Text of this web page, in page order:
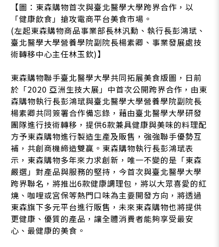
【圖：東森購物首次與臺北醫學大學跨界合作，以
「健康飲食」搶攻電商平台美食市場。
(左起東森購物商品事業部長林汎勳、執行長彭鴻珷、
臺北醫學大學營養學院副院長楊素卿、事業發展處技
術轉移中心主任林玉欽)】
東森購物聯手臺北醫學大學共同拓展美食版圖，日前
於「2020 亞洲生技大展」中首次公開跨界合作，由東
森購物執行長彭鴻珷與臺北醫學大學營養學院副院長
楊素卿共同簽署合作備忘錄，藉由臺北醫學大學研發
團隊進行技術轉移，提供6款兼具健康與美味的料理配
方予東森購物進行製造生產及販售，強強聯手優勢互
補，共創商機締造雙贏。東森購物執行長彭鴻珷表
示，東森購物多年來力求創新，唯一不變的是「東森
嚴選」對產品與服務的堅持，今首次與臺北醫學大學
跨界聯名，將推出6款健康調理包，將以大眾喜愛的紅
燒、咖哩或宮保等熱門口味為主要開發方向，將透過
東森旗下多元平台進行販售，未來東森購物也將提供
更健康、優質的產品，讓全體消費者能夠享受最安
心、最健康的美食。